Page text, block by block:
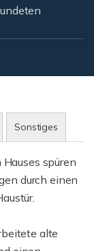
Sonstiges
spüren
durch einen
alte